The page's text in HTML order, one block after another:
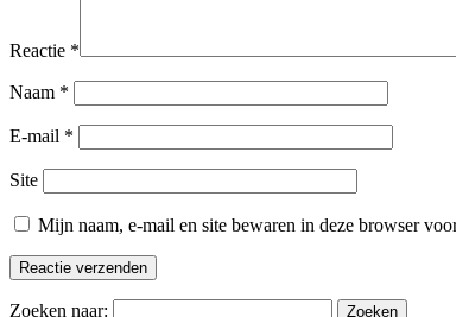
Reactie *
Naam *
E-mail *
Site
Mijn naam, e-mail en site bewaren in deze browser
Zoeken naar: